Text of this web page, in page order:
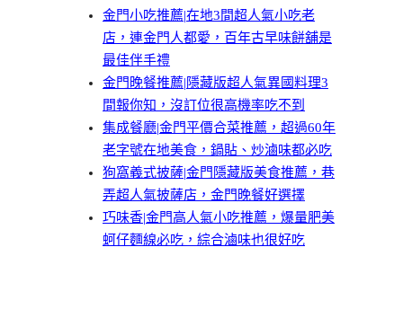
金門小吃推薦|在地3間超人氣小吃老
店，連金門人都愛，百年古早味餅舖是
最佳伴手禮
金門晚餐推薦|隱藏版超人氣異國料理3
間報你知，沒訂位很高機率吃不到
集成餐廳|金門平價合菜推薦，超過60年
老字號在地美食，鍋貼、炒滷味都必吃
狗窩義式披薩|金門隱藏版美食推薦，巷
弄超人氣披薩店，金門晚餐好選擇
巧味香|金門高人氣小吃推薦，爆量肥美
蚵仔麵線必吃，綜合滷味也很好吃